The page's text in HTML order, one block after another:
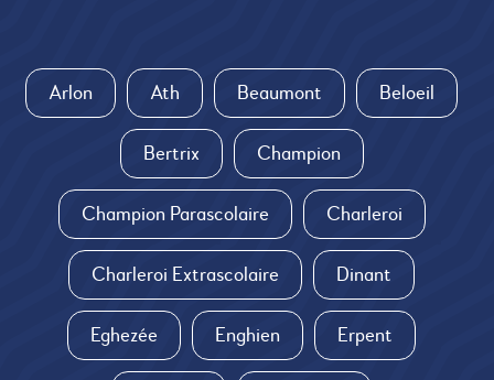
Arlon Ath Beaumont Beloeil
Bertrix Champion
Champion Parascolaire Charleroi
Charleroi Extrascolaire Dinant
Eghezée Enghien Erpent